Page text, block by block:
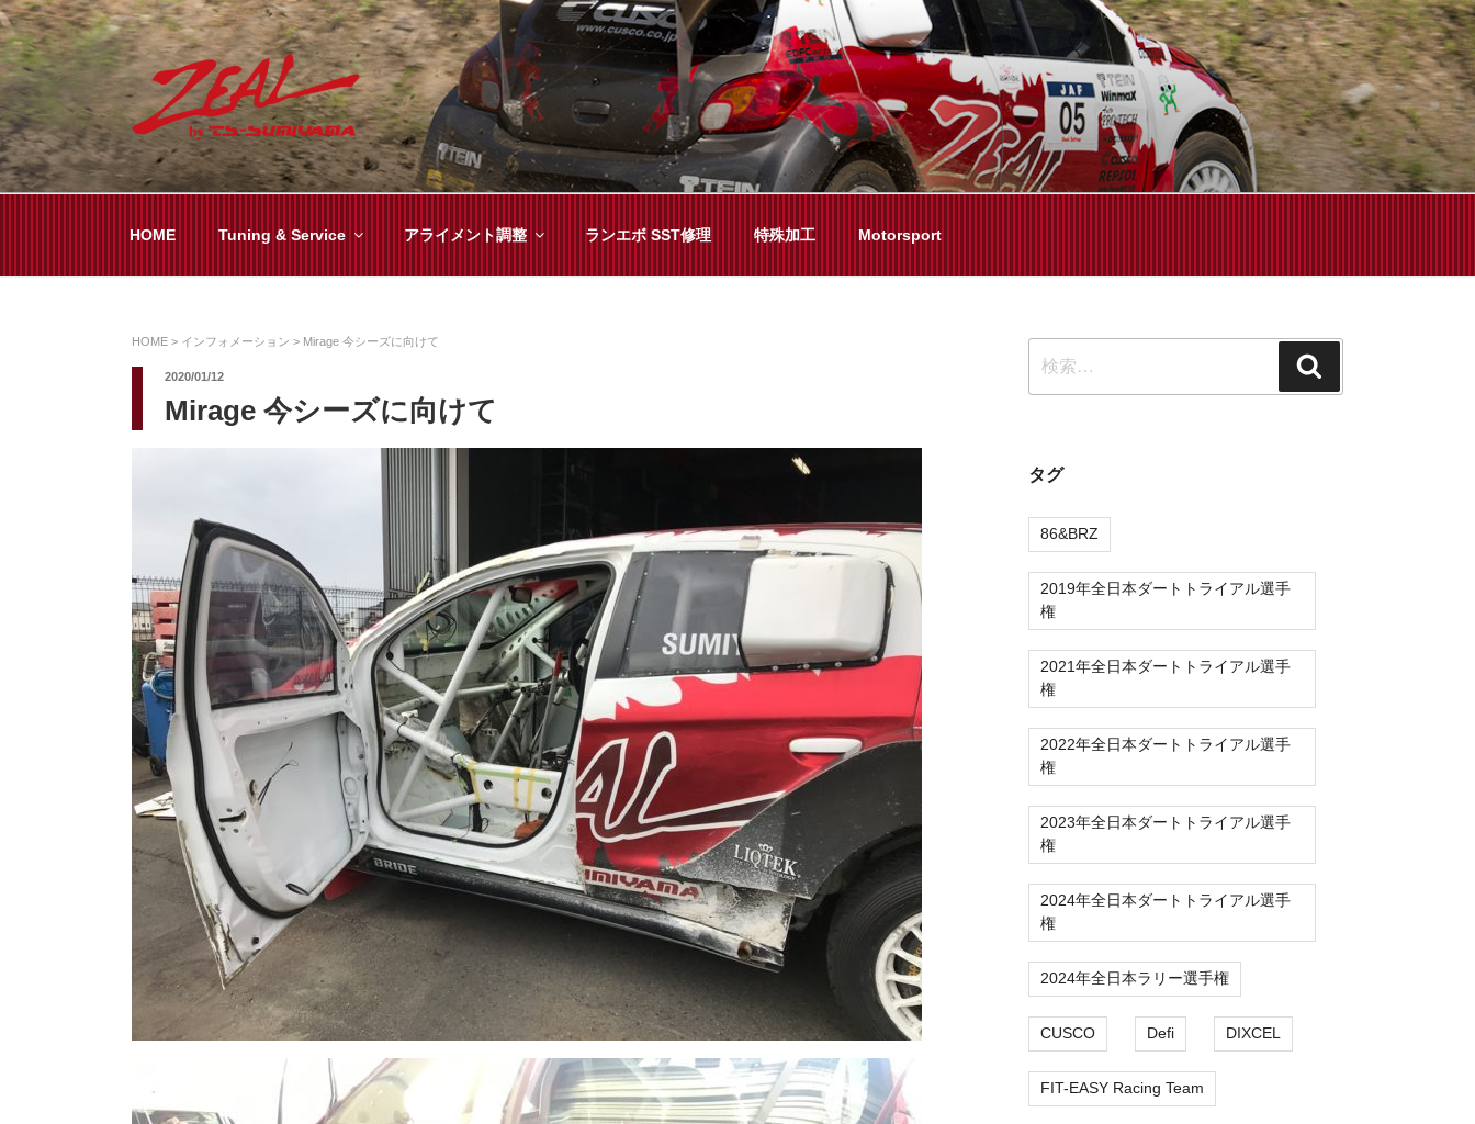
コ
ン
テ
ン
ツ
へ
ス
ZEAL BY TS-SUMIYAMA
オイル交換や車検といった日常メンテから各種チューニングまで、車に関することならジャンルフリーでお任せください!
HOME Tuning & Service アライメント調整 ランエボ SST修理 特殊加工 Motorsport
HOME > インフォメーション > Mirage 今シーズに向けて
2020/01/12
Mirage 今シーズに向けて
索:
索
タグ
86&BRZ
2019年全日本ダートトライアル選手
権
2021年全日本ダートトライアル選手
権
2022年全日本ダートトライアル選手
権
2023年全日本ダートトライアル選手
権
2024年全日本ダートトライアル選手
権
2024年全日本ラリー選手権
CUSCO Defi DIXCEL
FIT-EASY Racing Team